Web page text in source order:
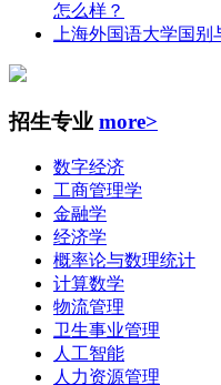
怎么样？
上海外国语大学国
招生专业 more>
数字经济
工商管理学
金融学
经济学
概率论与数理统计
计算数学
物流管理
卫生事业管理
人工智能
人力资源管理